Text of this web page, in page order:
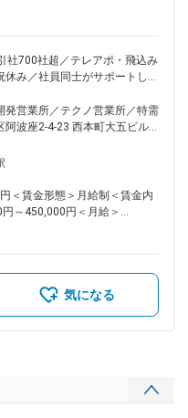
で、メンバーの努力を昇給、昇
※提案に悩んだ時は「一緒に訪
してくれる先輩社員も多く所
ナソニックの代理店コンテス
No.1を50年以上連続で獲得
なく、施工＆設置までワンス
は。 ・パナソニック製品と
社の定める業務
社700社超／テレアポ・飛込み
み／社員同士がサポートし合
、バス、トイレ、電化設備な
販
ち合わせ ・新築やリフォーム
に合わせた商品のご提案 ◎
存のお客様を担当し、1日2～3
や飛び込み営業はなし、社有
「モダンな色合いを重視した
ンに入れ替えたい」など、依
を丁寧にヒアリングしなが
ネジメントスキルも学べる階
度もあります。 ・成績だけで
発営業所／テクノ営業所／特需
波座2-4-23 西本町大五ビル
煙対策：屋内全面禁煙変更の範
＜賃金形態＞月給制＜賃金内
～450,000円＜月給＞
り■社員の年収例：・年収580
）・年収460万円／26歳／月
の金額であり、選考を通じて
気になる